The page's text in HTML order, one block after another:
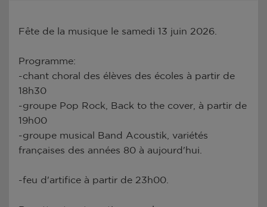
Fête de la musique le samedi 13 juin 2026.
Programme:
-chant choral des élèves des écoles à partir de
18h30
-groupe Pop Rock, Back to the cover, à partir de
19h00
-groupe musical Band Acoustik, variétés
françaises des années 80 à aujourd'hui.
-feu d'artifice à partir de 23h00.